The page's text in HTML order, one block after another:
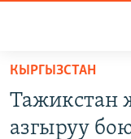
Вернуться
основному
содержанию
КЫРГЫЗСТАН
Тажикстан
азгыруу